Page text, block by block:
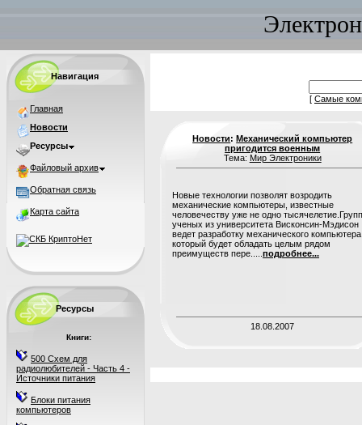
Навигация
Главная
Новости
Ресурсы
Файловый архив
Обратная связь
Карта сайта
Ресурсы
Книги:
500 Схем для
радиолюбителей - Часть 4 -
Источники питания
Блоки питания
компьютеров
[ Самые
Новости:Механический компьютер
пригодится военным
Тема: Мир Электроники
Новые технологии позволят возродить
механические компьютеры, известные
человечеству уже не одно
ученых из университета Висконсин-Мэдисон
ведет разработку механического
который будет обладать целым рядом
преимуществ пере..... подробнее...
18.08.2007